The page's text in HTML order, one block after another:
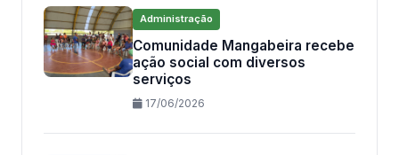
Administração
Comunidade Mangabeira recebe
ação social com diversos
serviços
17/06/2026